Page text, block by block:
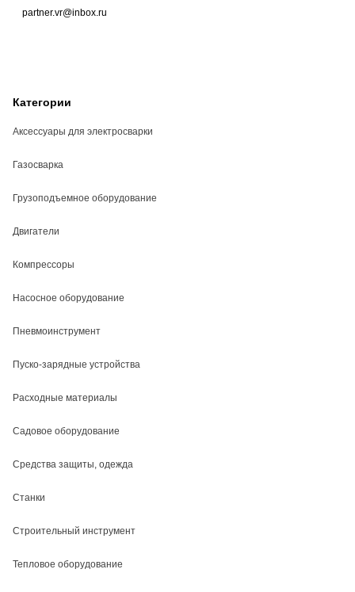
partner.vr@inbox.ru
Категории
Аксессуары для электросварки
Газосварка
Грузоподъемное оборудование
Двигатели
Компрессоры
Насосное оборудование
Пневмоинструмент
Пуско-зарядные устройства
Расходные материалы
Садовое оборудование
Средства защиты, одежда
Станки
Строительный инструмент
Тепловое оборудование